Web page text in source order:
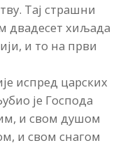
Тај страшни
двадесет хиљада
и то на први
испред царских
је Господа
и свом душом
и свом снагом